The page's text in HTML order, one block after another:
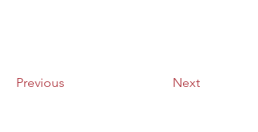
Previous Next